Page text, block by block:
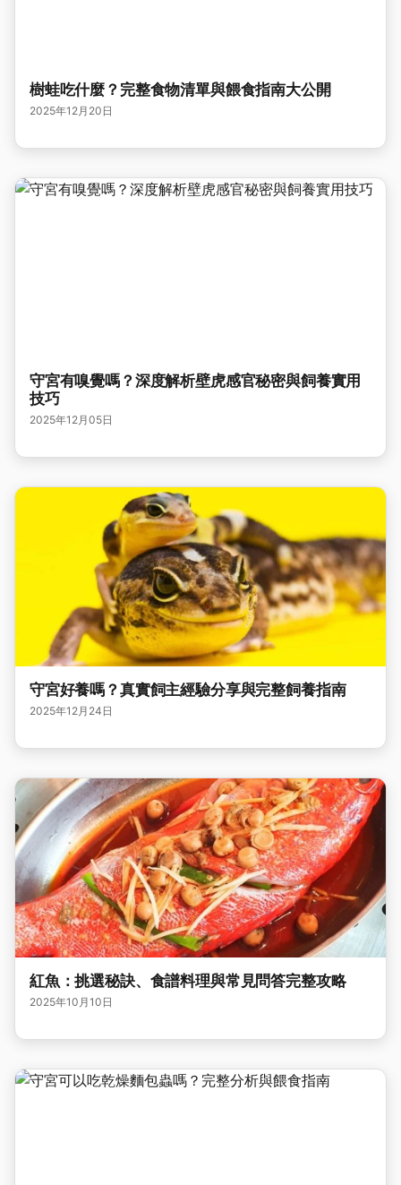
樹蛙吃什麼？完整食物清單與餵食指南大公開
2025年12月20日
守宮有嗅覺嗎？深度解析壁虎感官秘密與飼養實用
技巧
2025年12月05日
守宮好養嗎？真實飼主經驗分享與完整飼養指南
2025年12月24日
紅魚：挑選秘訣、食譜料理與常見問答完整攻略
2025年10月10日